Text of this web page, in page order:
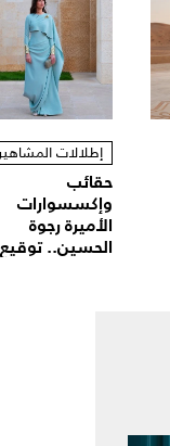
إطلالات
حقائب
وإكسسوارات
الأميرة رجوة
الحسين..